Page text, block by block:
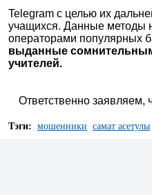
Telegram с целью их
учащихся. Данные методы
операторами популярных
выданные
учителей.
Ответственно заявляем,
Тэги: мошенники самат асетулы